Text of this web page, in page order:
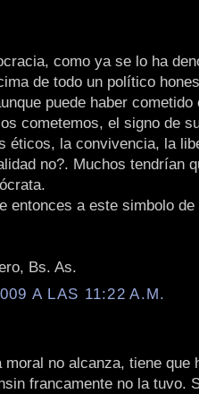
como ya se lo ha
de todo un político
puede haber cometido
cometemos, el signo de
éticos, la convivencia, la
no?. Muchos tendrían
entonces a este simbolo
Bs. As.
A LAS 11:22 A.M.
moral no alcanza, tiene que
francamente no la tuvo.